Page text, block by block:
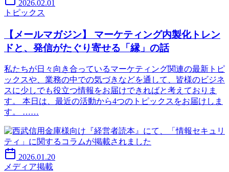
2026.02.01
トピックス
【メールマガジン】 マーケティング内製化トレン
ドと、発信がたぐり寄せる「縁」の話
私たちが日々向き合っているマーケティング関連の最新トピ
ックスや、業務の中での気づきなどを通して、皆様のビジネ
スに少しでも役立つ情報をお届けできればと考えておりま
す。 本日は、最近の活動から4つのトピックスをお届けしま
す。 ……
2026.01.20
メディア掲載